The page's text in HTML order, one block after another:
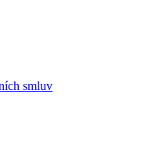
smluv